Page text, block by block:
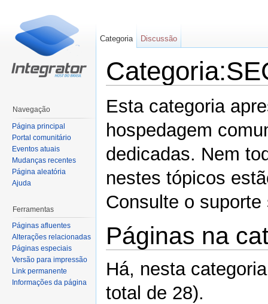
Esta categoria
hospedagem
dedicadas. Nem
nestes tópicos
Consulte o
Páginas na
Há, nesta
total de 28).
Categoria Discussão
Navegação
Página principal
Portal comunitário
Eventos atuais
Mudanças recentes
Página aleatória
Ajuda
Ferramentas
Páginas afluentes
Alterações relacionadas
Páginas especiais
Versão para impressão
Link permanente
Informações da página